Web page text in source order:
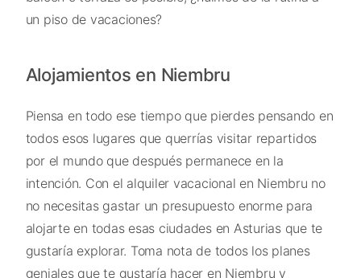
un piso de vacaciones?
Alojamientos en Niembru
Piensa en todo ese tiempo que pierdes pensando en
todos esos lugares que querrías visitar repartidos
por el mundo que después permanece en la
intención. Con el alquiler vacacional en Niembru no
no necesitas gastar un presupuesto enorme para
alojarte en todas esas ciudades en Asturias que te
gustaría explorar. Toma nota de todos los planes
geniales que te gustaría hacer en Niembru y